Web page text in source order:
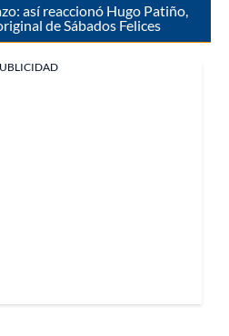
así reaccionó Hugo Patiño,
de Sábados Felices